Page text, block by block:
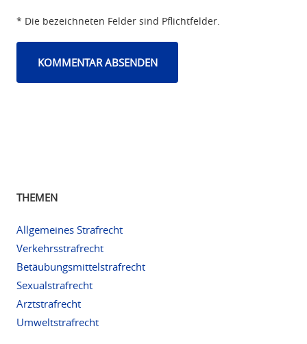
* Die bezeichneten Felder sind Pflichtfelder.
THEMEN
Allgemeines Strafrecht
Verkehrsstrafrecht
Betäubungsmittelstrafrecht
Sexualstrafrecht
Arztstrafrecht
Umweltstrafrecht